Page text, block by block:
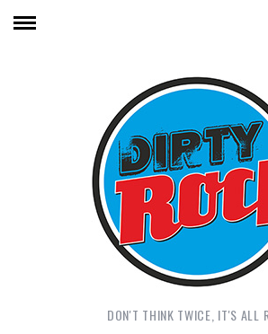
DON'T THINK TWICE, IT'S ALL